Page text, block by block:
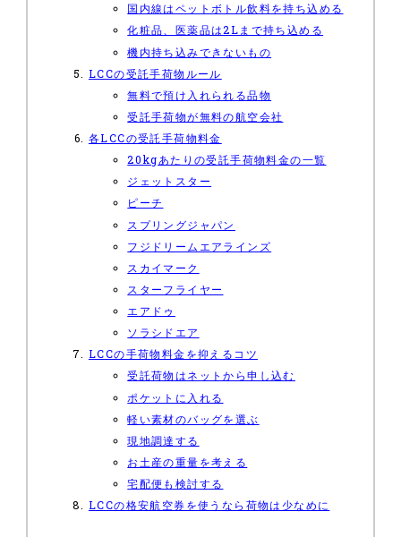
国内線はペットボトル飲料を持ち込める
化粧品、医薬品は2Lまで持ち込める
機内持ち込みできないもの
LCCの受託手荷物ルール
無料で預け入れられる品物
受託手荷物が無料の航空会社
各LCCの受託手荷物料金
20kgあたりの受託手荷物料金の一覧
ジェットスター
ピーチ
スプリングジャパン
フジドリームエアラインズ
スカイマーク
スターフライヤー
エアドゥ
ソラシドエア
LCCの手荷物料金を抑えるコツ
受託荷物はネットから申し込む
ポケットに入れる
軽い素材のバッグを選ぶ
現地調達する
お土産の重量を考える
宅配便も検討する
LCCの格安航空券を使うなら荷物は少なめに